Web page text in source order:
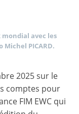
mondial avec les
Michel PICARD.
2025 sur le
comptes pour
FIM EWC qui